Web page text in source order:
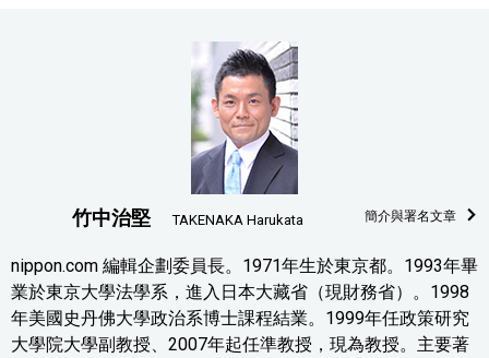
竹中治堅 TAKENAKA Harukata 簡介與署名文章
nippon.com 編輯企劃委員長。1971年生於東京都。1993年畢
業於東京大學法學系，進入日本大藏省（現財務省）。1998
年美國史丹佛大學政治系博士課程結業。1999年任政策研究
大學院大學副教授、2007年起任準教授，現為教授。主要著